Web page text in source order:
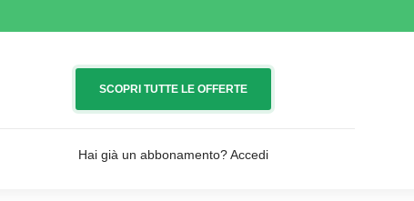
SCOPRI TUTTE LE OFFERTE
Hai già un abbonamento?Accedi